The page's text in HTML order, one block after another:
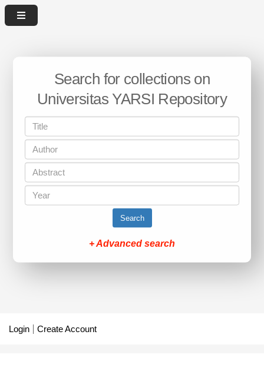
Search for collections on
Universitas YARSI Repository
Search
+ Advanced search
Login Create Account